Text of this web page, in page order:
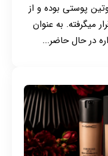
پوستی بوده و از
میگرفته. به عنوان
در حال حاضر...